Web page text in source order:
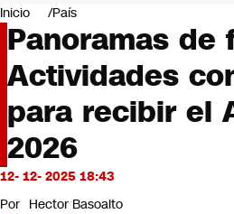
Negocios
Deportes
Programas completos
Cultura
Servicios
Bits
CNN tiempo
Futuro 360
Inicio País
Panoramas de
Actividades
para recibir el
2026
12- 12- 2025 18:43
Por Hector Basoalto